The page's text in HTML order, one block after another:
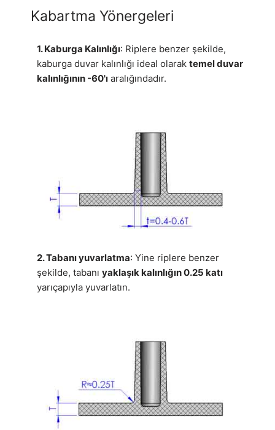
Kabartma Yönergeleri
1. Kaburga Kalınlığı: Riplere benzer şekilde,
kaburga duvar kalınlığı ideal olarak temel duvar
kalınlığının -60'ı aralığındadır.
2. Tabanı yuvarlatma: Yine riplere benzer
şekilde, tabanı yaklaşık kalınlığın 0.25 katı
yarıçapıyla yuvarlatın.